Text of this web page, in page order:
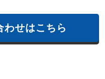
わせはこちら